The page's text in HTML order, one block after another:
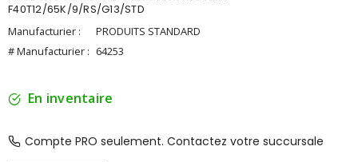
F40T12/65K/9/RS/G13/STD
Manufacturier :
PRODUITS STANDARD
# Manufacturier : 64253
En inventaire
Compte PRO seulement. Contactez votre succursale